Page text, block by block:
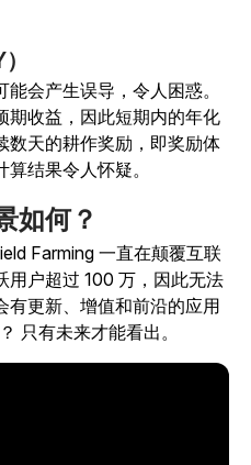
会产生误导，令人困惑。
期收益，因此短期内的年化
数天的耕作奖励，即奖励体
结果令人怀疑。
如何？
Farming 一直在颠覆互联
用户超过 100 万，因此无法
有更新、增值和前沿的应用
只有未来才能看出。